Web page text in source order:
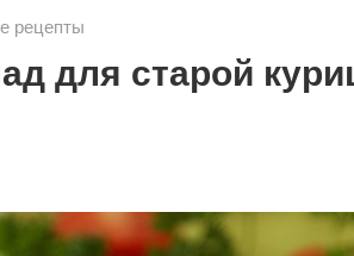
рецепты
для старой